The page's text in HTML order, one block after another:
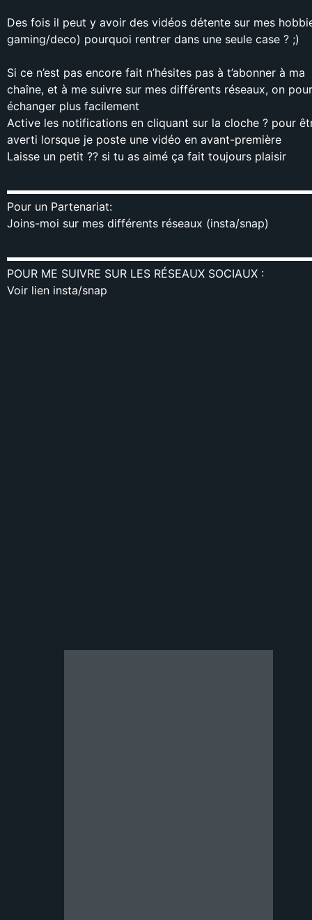
Des fois il peut y avoir des vidéos détente sur mes
gaming/deco) pourquoi rentrer dans une seule case ? ;)
Si ce n’est pas encore fait n’hésites pas à t’abonner à ma
chaîne, et à me suivre sur mes différents réseaux, on
échanger plus facilement
Active les notifications en cliquant sur la cloche ? pour
averti lorsque je poste une vidéo en avant-première
Laisse un petit ?? si tu as aimé ça fait toujours plaisir
Pour un Partenariat:
Joins-moi sur mes différents réseaux (insta/snap)
POUR ME SUIVRE SUR LES RÉSEAUX SOCIAUX :
Voir lien insta/snap